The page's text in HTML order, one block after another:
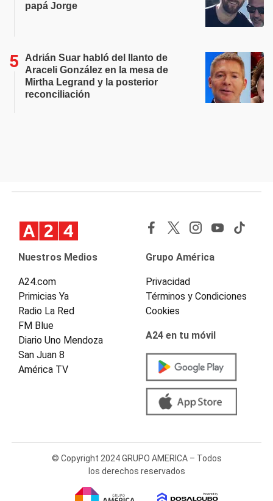
papá Jorge
Adrián Suar habló del llanto de
Araceli González en la mesa de
Mirtha Legrand y la posterior
reconciliación
Nuestros Medios
A24.com
Primicias Ya
Radio La Red
FM Blue
Diario Uno Mendoza
San Juan 8
América TV
Grupo América
Privacidad
Términos y Condiciones
Cookies
A24 en tu móvil
© Copyright 2024 GRUPO AMERICA – Todos
los derechos reservados